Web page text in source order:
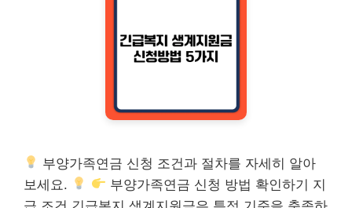
부양가족연금 신청 조건과 절차를 자세히 알아
보세요.
부양가족연금 신청 방법 확인하기 지